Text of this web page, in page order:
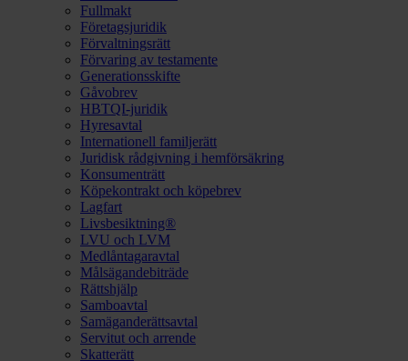
Fullmakt
Företagsjuridik
Förvaltningsrätt
Förvaring av testamente
Generationsskifte
Gåvobrev
HBTQI-juridik
Hyresavtal
Internationell familjerätt
Juridisk rådgivning i hemförsäkring
Konsumenträtt
Köpekontrakt och köpebrev
Lagfart
Livsbesiktning®
LVU och LVM
Medlåntagaravtal
Målsägandebiträde
Rättshjälp
Samboavtal
Samäganderättsavtal
Servitut och arrende
Skatterätt